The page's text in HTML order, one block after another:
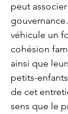
peut
véhicule un
cohésion
ainsi que
petits-
de cet
sens que le